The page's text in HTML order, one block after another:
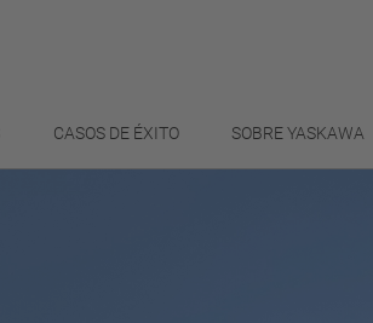
CASOS DE ÉXITO SOBRE YASKAWA